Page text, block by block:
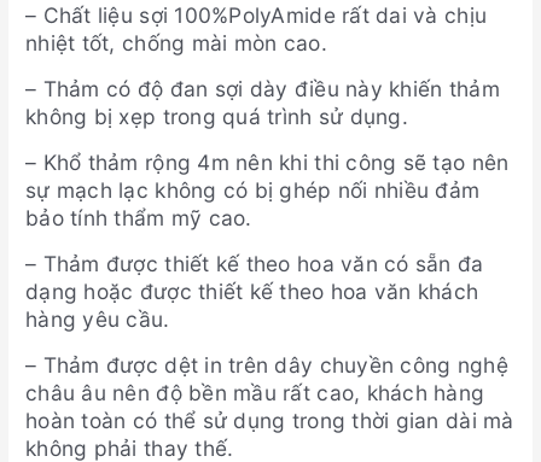
– Chất liệu sợi 100%PolyAmide rất dai và chịu
nhiệt tốt, chống mài mòn cao.
– Thảm có độ đan sợi dày điều này khiến thảm
không bị xẹp trong quá trình sử dụng.
– Khổ thảm rộng 4m nên khi thi công sẽ tạo nên
sự mạch lạc không có bị ghép nối nhiều đảm
bảo tính thẩm mỹ cao.
– Thảm được thiết kế theo hoa văn có sẵn đa
dạng hoặc được thiết kế theo hoa văn khách
hàng yêu cầu.
– Thảm được dệt in trên dây chuyền công nghệ
châu âu nên độ bền mầu rất cao, khách hàng
hoàn toàn có thể sử dụng trong thời gian dài mà
không phải thay thế.